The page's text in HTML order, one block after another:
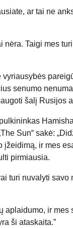
ar tai ne
nėra. Taigi mes
senumo
šalį Rusijos
Sun“ sakė:
įžeidimą, ir mes
pirmiausia.
turi nuvalyti savo
aplaidumo, ir mes
ši ataskaita.”